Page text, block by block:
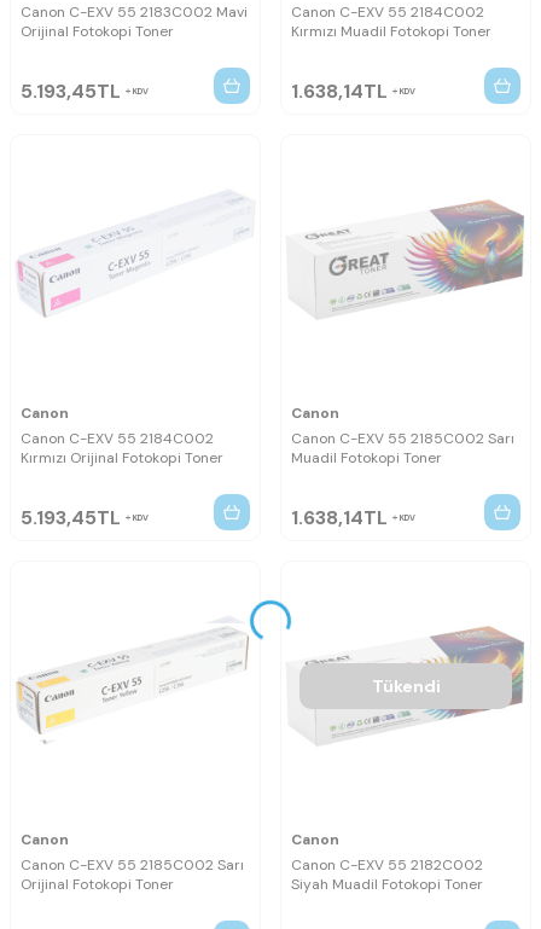
Canon C-EXV 55 2183C002 Mavi
Orijinal Fotokopi Toner
5.193,45TL KDV
Canon C-EXV 55 2184C002
Kırmızı Muadil Fotokopi Toner
1.638,14TL KDV
Canon
Canon C-EXV 55 2184C002
Kırmızı Orijinal Fotokopi Toner
5.193,45TL KDV
Canon
Canon C-EXV 55 2185C002 Sarı
Muadil Fotokopi Toner
1.638,14TL KDV
Canon
Canon C-EXV 55 2185C002 Sarı
Orijinal Fotokopi Toner
Tükendi
Canon
Canon C-EXV 55 2182C002
Siyah Muadil Fotokopi Toner